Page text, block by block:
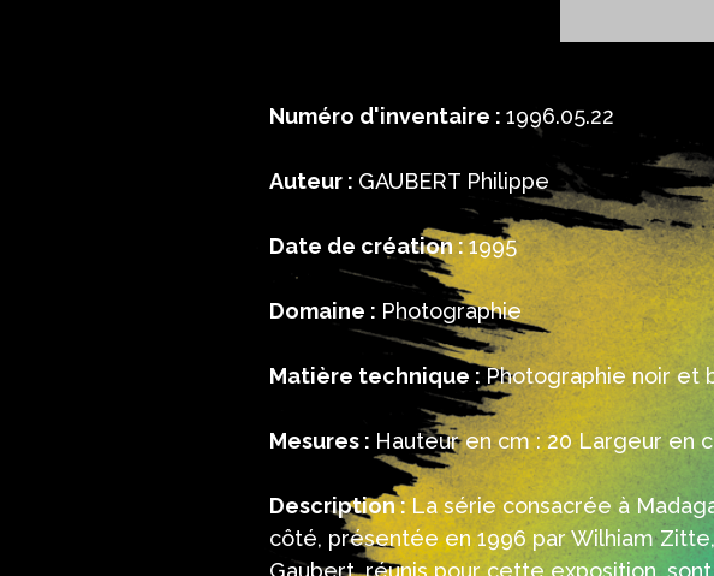
Numéro d'inventaire : 1996.05.22
Auteur : GAUBERT Philippe
Date de création :1995
Domaine : Photographie
Matière technique : Photographie noir et
Mesures : Hauteur en cm : 20 Largeur en
Description :La série consacrée à
côté, présentée en 1996 par Wilhiam
Gaubert, réunis pour cette exposition,